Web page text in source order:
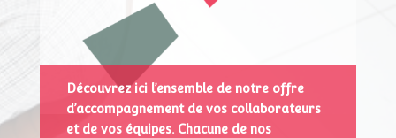
Découvrez ici l’ensemble de notre offre
d’accompagnement de vos collaborateurs
et de vos équipes. Chacune de nos